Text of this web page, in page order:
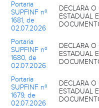
Portaria
SUPFINF nº
1681, de
02.07.2026
DECLARA O
ESTADUAL
Portaria
SUPFINF nº
1680, de
02.07.2026
DECLARA O
ESTADUAL
Portaria
SUPFINF nº
1679, de
02.07.2026
DECLARA O
ESTADUAL